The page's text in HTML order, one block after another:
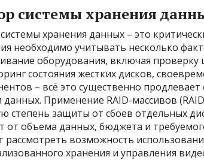
системы хранения
хранения данных – это
необходимо учитывать несколько
оборудования, включая проверку
состояния жестких дисков,
– всё это существенно
данных. Применение RAID-массивов
степень защиты от сбоев отдельных
от объема данных, бюджета и
рассмотреть возможность
хранения и управления